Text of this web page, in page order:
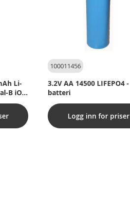
Li-
B iO
100011456
3.2V AA 14500 LIFEPO4 -
batteri
Logg inn for priser